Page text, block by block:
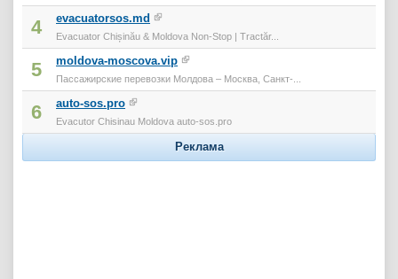
4 evacuatorsos.md
Evacuator Chișinău & Moldova Non-Stop | Tractăr...
5 moldova-moscova.vip
Пассажирские перевозки Молдова – Москва, Санкт-...
6 auto-sos.pro
Evacutor Chisinau Moldova auto-sos.pro
Реклама